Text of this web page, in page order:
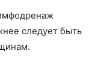
следует быть